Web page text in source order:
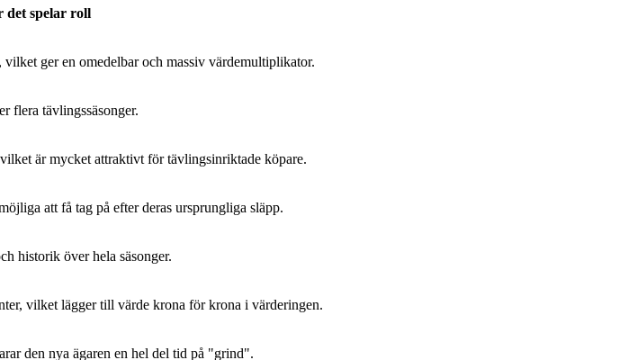
det spelar roll
ger en omedelbar och massiv värdemultiplikator.
flera tävlingssäsonger.
är mycket attraktivt för tävlingsinriktade köpare.
att få tag på efter deras ursprungliga släpp.
historik över hela säsonger.
vilket lägger till värde krona för krona i värderingen.
den nya ägaren en hel del tid på "grind".